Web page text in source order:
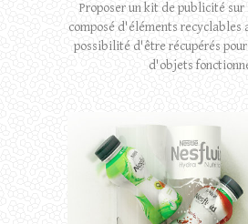
Proposer un kit de publicité
composé d'éléments recyclables
possibilité d'être récupérés
d'objets